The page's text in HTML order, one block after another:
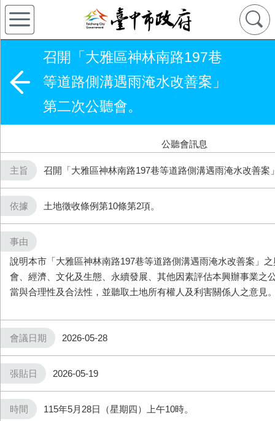
召開「大雅區神林南路197巷
等道路側溝遇雨淹水改善案」
第二次公聽會。
公聽會訊息
主旨 召開「大雅區神林南路197巷等道路側溝遇雨淹水改善案
依據 土地徵收條例第10條第2項。
事由
說明本市「大雅區神林南路​197巷等道路側溝遇雨淹水改善案」
會、經濟、文化及生態、永續發展、其他因素評估本興辦事業之
當與合理性及合法性，並聽取土地所有權人及利害關係人之意見
會議日期 2026-05-28
張貼日 2026-05-19
時間 115年5月28日（星期四）上午10時。